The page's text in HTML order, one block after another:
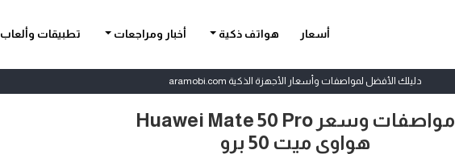
أسعار هواتف ذكية أخبار ومراجعات تطبيقات وألعاب
دليلك الأفضل لمواصفات وأسعار الأجهزة الذكية aramobi.com
مواصفات وسعر Huawei Mate 50 Pro
هواوي ميت 50 برو